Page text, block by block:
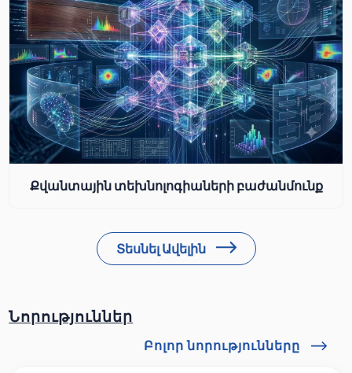
Քվանտային տեխնոլոգիաների բաժանմունք
Տեսնել Ավելին
Նորություններ
Բոլոր նորությունները